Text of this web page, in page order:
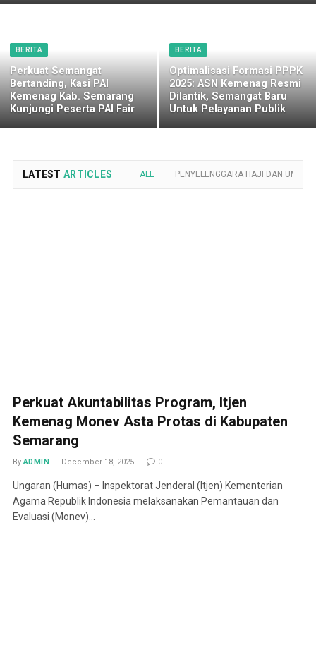
BERITA
Perkuat Semangat
Bertanding, Kasi PAI
Kemenag Kab. Semarang
Kunjungi Peserta PAI Fair
BERITA
Optimalisasi Formasi PPPK
2025: ASN Kemenag Resmi
Dilantik, Semangat Baru
Untuk Pelayanan Publik
LATEST ARTICLES ALL PENYELENGGARA HAJI DAN UMROH
Perkuat Akuntabilitas Program, Itjen
Kemenag Monev Asta Protas di Kabupaten
Semarang
By ADMIN December 18, 2025 0
Ungaran (Humas) – Inspektorat Jenderal (Itjen) Kementerian
Agama Republik Indonesia melaksanakan Pemantauan dan
Evaluasi (Monev)…